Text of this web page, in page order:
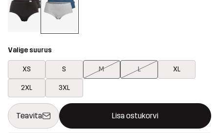
Valige suurus
XS S M L XL
2XL 3XL
Teavita Lisa ostukorvi
See nupp avab modaali, mis kinnitab ostukorvis uue kauba
{{size}} pole saadaval